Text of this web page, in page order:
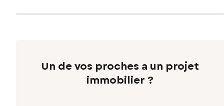
Un de vos proches a un projet
immobilier ?